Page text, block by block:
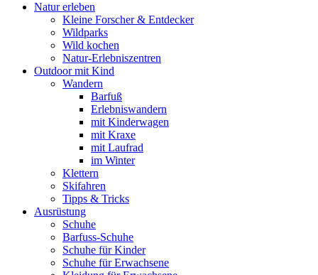
Natur erleben
Kleine Forscher & Entdecker
Wildparks
Wild kochen
Natur-Erlebniszentren
Outdoor mit Kind
Wandern
Barfuß
Erlebniswandern
mit Kinderwagen
mit Kraxe
mit Laufrad
im Winter
Klettern
Skifahren
Tipps & Tricks
Ausrüstung
Schuhe
Barfuss-Schuhe
Schuhe für Kinder
Schuhe für Erwachsene